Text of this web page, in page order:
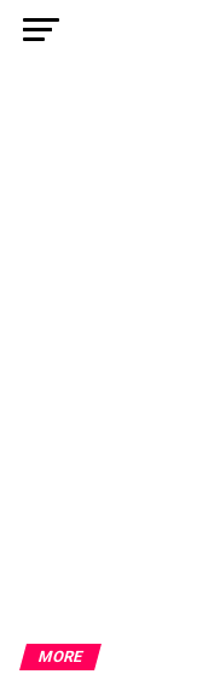
MORE